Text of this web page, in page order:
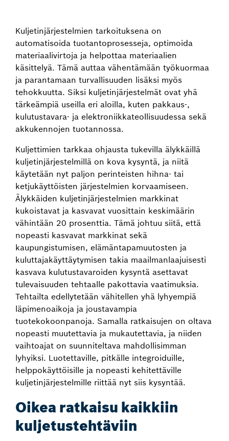
Kuljetinjärjestelmien tarkoituksena on
automatisoida tuotantoprosesseja, optimoida
materiaalivirtoja ja helpottaa materiaalien
käsittelyä. Tämä auttaa vähentämään työkuormaa
ja parantamaan turvallisuuden lisäksi myös
tehokkuutta. Siksi kuljetinjärjestelmät ovat yhä
tärkeämpiä useilla eri aloilla, kuten pakkaus-,
kulutustavara- ja elektroniikkateollisuudessa sekä
akkukennojen tuotannossa.
Kuljettimien tarkkaa ohjausta tukevilla älykkäillä
kuljetinjärjestelmillä on kova kysyntä, ja niitä
käytetään nyt paljon perinteisten hihna- tai
ketjukäyttöisten järjestelmien korvaamiseen.
Älykkäiden kuljetinjärjestelmien markkinat
kukoistavat ja kasvavat vuosittain keskimäärin
vähintään 20 prosenttia. Tämä johtuu siitä, että
nopeasti kasvavat markkinat sekä
kaupungistumisen, elämäntapamuutosten ja
kuluttajakäyttäytymisen takia maailmanlaajuisesti
kasvava kulutustavaroiden kysyntä asettavat
tulevaisuuden tehtaalle pakottavia vaatimuksia.
Tehtailta edellytetään vähitellen yhä lyhyempiä
läpimenoaikoja ja joustavampia
tuotekokoonpanoja. Samalla ratkaisujen on oltava
nopeasti muutettavia ja mukautettavia, ja niiden
vaihtoajat on suunniteltava mahdollisimman
lyhyiksi. Luotettaville, pitkälle integroiduille,
helppokäyttöisille ja nopeasti kehitettäville
kuljetinjärjestelmille riittää nyt siis kysyntää.
Oikea ratkaisu kaikkiin
kuljetustehtäviin